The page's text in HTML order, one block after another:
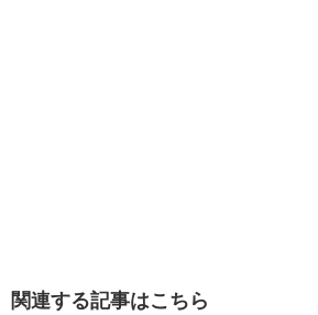
関連する記事はこちら